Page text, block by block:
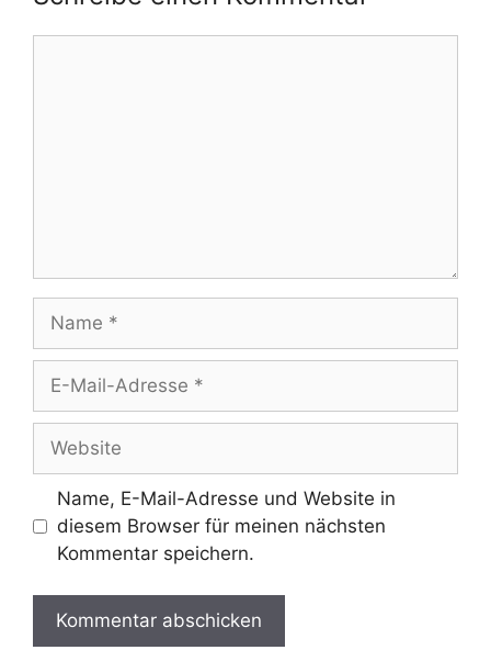
Mail-
Adresse
Name, E-Mail-Adresse und Website in
diesem Browser für meinen nächsten
Kommentar speichern.